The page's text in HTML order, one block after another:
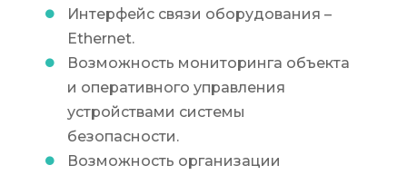
Интерфейс связи оборудования –
Ethernet.
Возможность мониторинга объекта
и оперативного управления
устройствами системы
безопасности.
Возможность организации